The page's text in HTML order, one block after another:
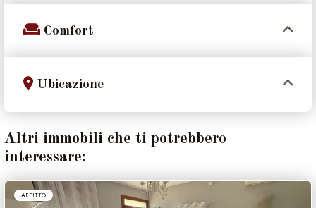
Comfort
Ubicazione
Altri immobili che ti potrebbero
interessare:
AFFITTO